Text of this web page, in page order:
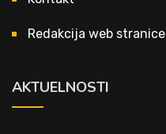
Redakcija web stranice
AKTUELNOSTI